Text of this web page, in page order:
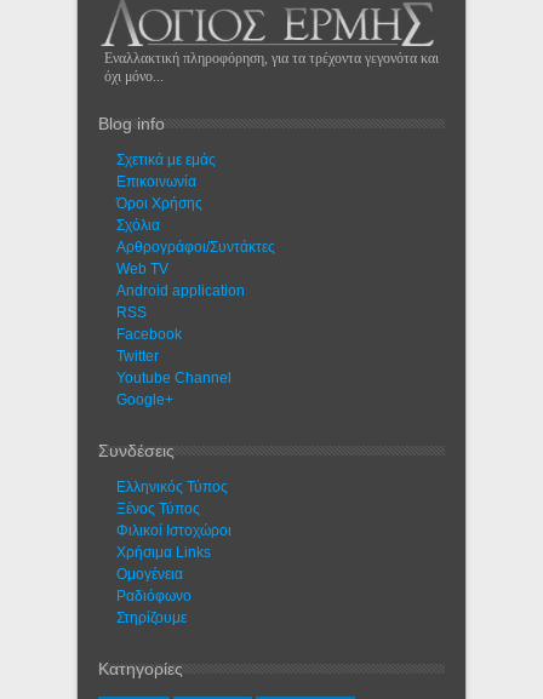
Εναλλακτική πληροφόρηση, για τα τρέχοντα γεγονότα και
όχι μόνο...
Blog info
Σχετικά με εμάς
Eπικοινωνία
Όροι Χρήσης
Σχόλια
Αρθρογράφοι/Συντάκτες
Web TV
Android application
RSS
Facebook
Twitter
Youtube Channel
Google+
Συνδέσεις
Ελληνικός Τύπος
Ξένος Τύπος
Φιλικοί Ιστοχώροι
Χρήσιμα Links
Ομογένεια
Ραδιόφωνο
Στηρίζουμε
Κατηγορίες